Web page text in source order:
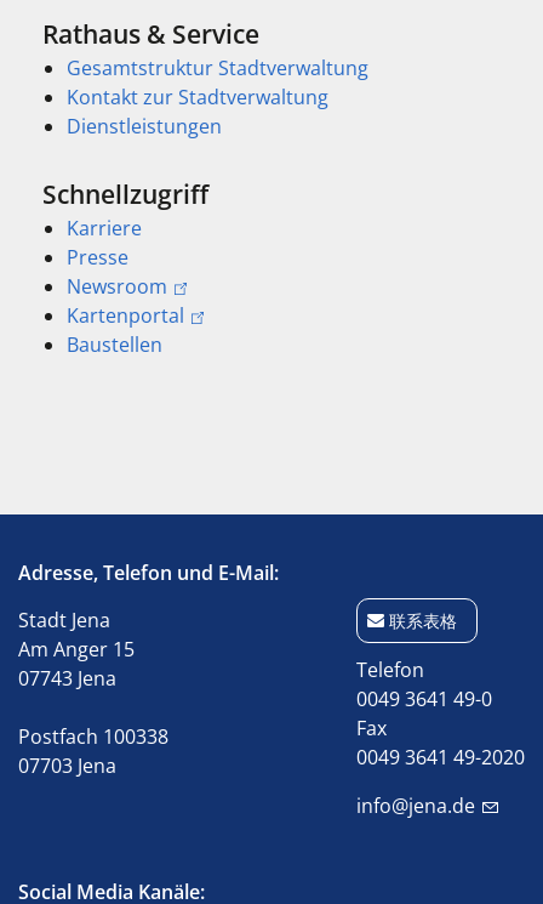
Rathaus & Service
Gesamtstruktur Stadtverwaltung
Kontakt zur Stadtverwaltung
Dienstleistungen
Schnellzugriff
Karriere
Presse
Newsroom
Kartenportal
Baustellen
Adresse, Telefon und E-Mail:
Stadt Jena
Am Anger 15
07743 Jena
Postfach 100338
07703 Jena
联系表格
Telefon
0049 3641 49-0
Fax
0049 3641 49-2020
info@jena.de
Social Media Kanäle: